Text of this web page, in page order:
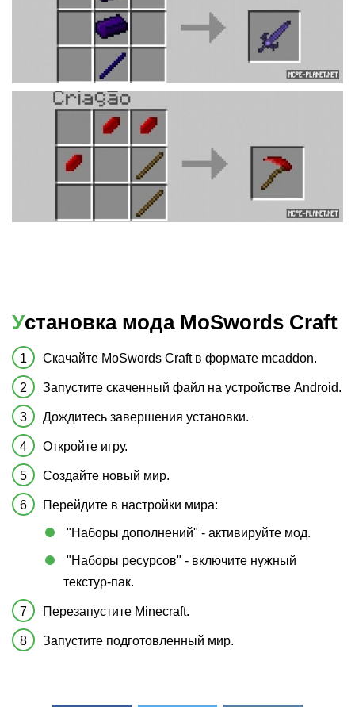
Установка мода MoSwords Craft
Скачайте MoSwords Craft в формате mcaddon.
Запустите скаченный файл на устройстве Android.
Дождитесь завершения установки.
Откройте игру.
Создайте новый мир.
Перейдите в настройки мира:
"Наборы дополнений" - активируйте мод.
"Наборы ресурсов" - включите нужный
текстур-пак.
Перезапустите Minecraft.
Запустите подготовленный мир.